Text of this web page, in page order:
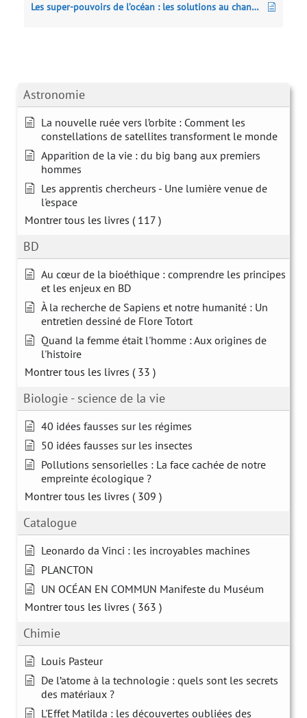
Astronomie
La nouvelle ruée vers l’orbite : Comment les
constellations de satellites transforment le monde
Apparition de la vie : du big bang aux premiers
hommes
Les apprentis chercheurs - Une lumière venue de
l'espace
Montrer tous les livres ( 117 )
BD
Au cœur de la bioéthique : comprendre les principes
et les enjeux en BD
À la recherche de Sapiens et notre humanité : Un
entretien dessiné de Flore Totort
Quand la femme était l'homme : Aux origines de
l'histoire
Montrer tous les livres ( 33 )
Biologie - science de la vie
40 idées fausses sur les régimes
50 idées fausses sur les insectes
Pollutions sensorielles : La face cachée de notre
empreinte écologique ?
Montrer tous les livres ( 309 )
Catalogue
Leonardo da Vinci : les incroyables machines
PLANCTON
UN OCÉAN EN COMMUN Manifeste du Muséum
Montrer tous les livres ( 363 )
Chimie
Louis Pasteur
De l’atome à la technologie : quels sont les secrets
des matériaux ?
L'Effet Matilda : les découvertes oubliées des
Les super-pouvoirs de l’océan : les solutions au changement climatique